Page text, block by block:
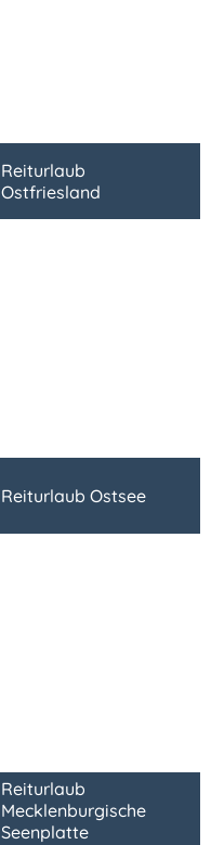
Reiturlaub
Ostfriesland
Reiturlaub Ostsee
Reiturlaub
Mecklenburgische
Seenplatte